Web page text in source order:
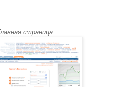
страница